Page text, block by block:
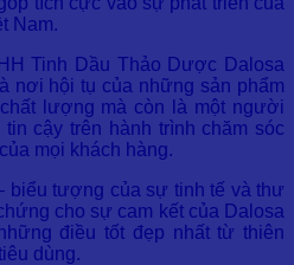
Nam.
Tinh Dầu Thảo Dược Dalosa
nơi hội tụ của những sản phẩm
lượng mà còn là một người
cậy trên hành trình chăm sóc
mọi khách hàng.
biểu tượng của sự tinh tế và thư
cho sự cam kết của Dalosa
điều tốt đẹp nhất từ thiên
dùng.